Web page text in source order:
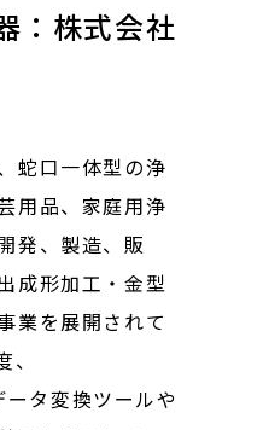
：株式会社
蛇口一体型の浄
用品、家庭用浄
発、製造、販
成形加工・金型
業を展開されて
タ変換ツールや